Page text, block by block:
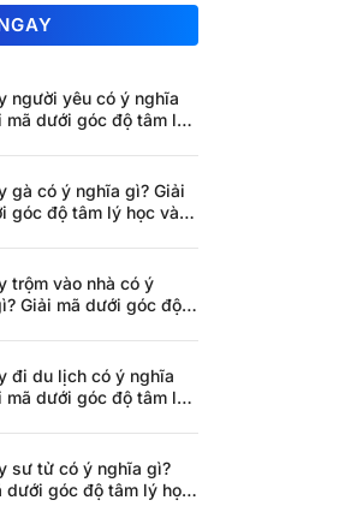
người yêu có ý nghĩa
mã dưới góc độ tâm lý
gà có ý nghĩa gì? Giải
góc độ tâm lý học và
trộm vào nhà có ý
Giải mã dưới góc độ
đi du lịch có ý nghĩa
mã dưới góc độ tâm lý
sư tử có ý nghĩa gì?
dưới góc độ tâm lý học